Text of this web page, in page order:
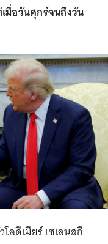
มื่อวันศุกร์จนถึงวัน
ลดีเมียร์ เซเลนสกี